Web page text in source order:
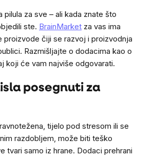
pilula za sve – ali kada znate što
ste. BrainMarket za vas ima
proizvode čiji se razvoj i proizvodnja
Razmišljajte o dodacima kao o
koji će vam najviše odgovarati.
posegnuti za
tijelo pod stresom ili se
razdobljem, može biti teško
tvari samo iz hrane. Dodaci prehrani